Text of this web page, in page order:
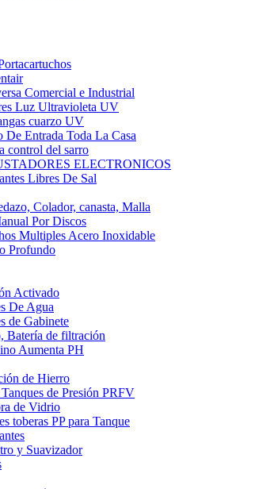
Comercial e Industrial
Luz Ultravioleta UV
cuarzo UV
De Entrada Toda La Casa
control del sarro
ELECTRONICOS
Libres De Sal
Colador, canasta, Malla
Por Discos
Multiples Acero Inoxidable
Profundo
Activado
De Agua
de Gabinete
Batería de filtración
Aumenta PH
de Hierro
Tanques de Presión PRFV
de Vidrio
toberas PP para Tanque
y Suavizador